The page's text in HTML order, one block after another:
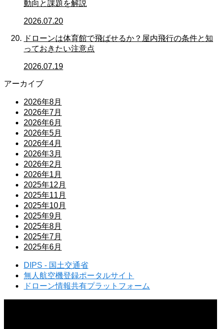
動向と課題を解説
2026.07.20
ドローンは体育館で飛ばせるか？屋内飛行の条件と知
っておきたい注意点
2026.07.19
アーカイブ
2026年8月
2026年7月
2026年6月
2026年5月
2026年4月
2026年3月
2026年2月
2026年1月
2025年12月
2025年11月
2025年10月
2025年9月
2025年8月
2025年7月
2025年6月
DIPS - 国土交通省
無人航空機登録ポータルサイト
ドローン情報共有プラットフォーム